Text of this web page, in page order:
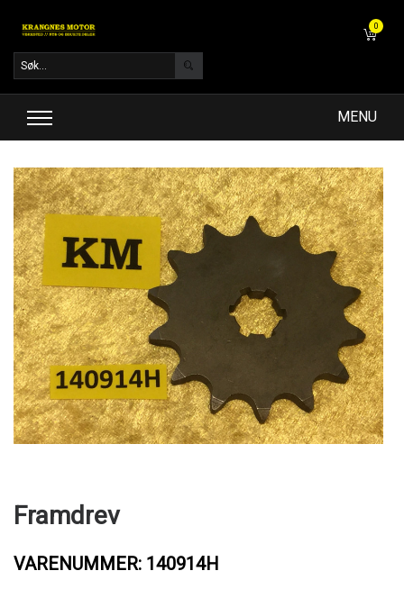
0
MENU
Framdrev
VARENUMMER: 140914H